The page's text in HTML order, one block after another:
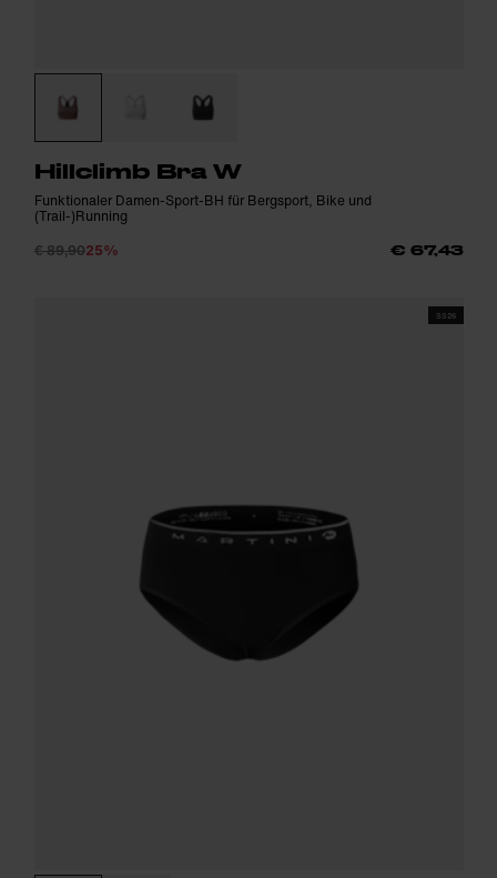
Hillclimb Bra W
Funktionaler Damen-Sport-BH für Bergsport, Bike und
(Trail-)Running
€ 89,9025% € 67,43
SS26